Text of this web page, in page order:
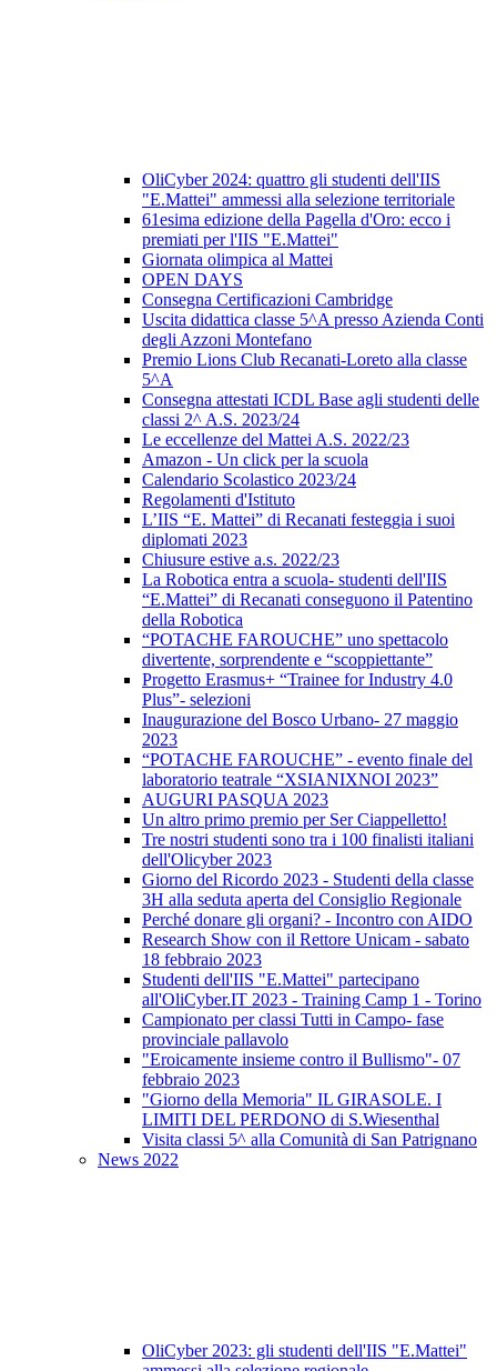
OliCyber 2024: quattro gli studenti dell'IIS
"E.Mattei" ammessi alla selezione territoriale
61esima edizione della Pagella d'Oro: ecco i
premiati per l'IIS "E.Mattei"
Giornata olimpica al Mattei
OPEN DAYS
Consegna Certificazioni Cambridge
Uscita didattica classe 5^A presso Azienda Conti
degli Azzoni Montefano
Premio Lions Club Recanati-Loreto alla classe
5^A
Consegna attestati ICDL Base agli studenti delle
classi 2^ A.S. 2023/24
Le eccellenze del Mattei A.S. 2022/23
Amazon - Un click per la scuola
Calendario Scolastico 2023/24
Regolamenti d'Istituto
L’IIS “E. Mattei” di Recanati festeggia i suoi
diplomati 2023
Chiusure estive a.s. 2022/23
La Robotica entra a scuola- studenti dell'IIS
“E.Mattei” di Recanati conseguono il Patentino
della Robotica
“POTACHE FAROUCHE” uno spettacolo
divertente, sorprendente e “scoppiettante”
Progetto Erasmus+ “Trainee for Industry 4.0
Plus”- selezioni
Inaugurazione del Bosco Urbano- 27 maggio
2023
“POTACHE FAROUCHE” - evento finale del
laboratorio teatrale “XSIANIXNOI 2023”
AUGURI PASQUA 2023
Un altro primo premio per Ser Ciappelletto!
Tre nostri studenti sono tra i 100 finalisti italiani
dell'Olicyber 2023
Giorno del Ricordo 2023 - Studenti della classe
3H alla seduta aperta del Consiglio Regionale
Perché donare gli organi? - Incontro con AIDO
Research Show con il Rettore Unicam - sabato
18 febbraio 2023
Studenti dell'IIS "E.Mattei" partecipano
all'OliCyber.IT 2023 - Training Camp 1 - Torino
Campionato per classi Tutti in Campo- fase
provinciale pallavolo
"Eroicamente insieme contro il Bullismo"- 07
febbraio 2023
"Giorno della Memoria" IL GIRASOLE. I
LIMITI DEL PERDONO di S.Wiesenthal
Visita classi 5^ alla Comunità di San Patrignano
News 2022
OliCyber 2023: gli studenti dell'IIS "E.Mattei"